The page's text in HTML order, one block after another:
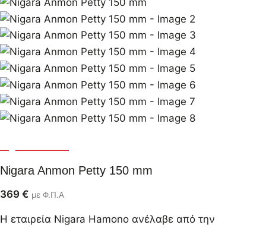
Nigara Anmon Petty 150 mm
369 € με Φ.Π.Α
Η εταιρεία Nigara Hamono ανέλαβε από την